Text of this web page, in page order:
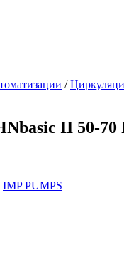
/
II 50-70
IMP PUMPS